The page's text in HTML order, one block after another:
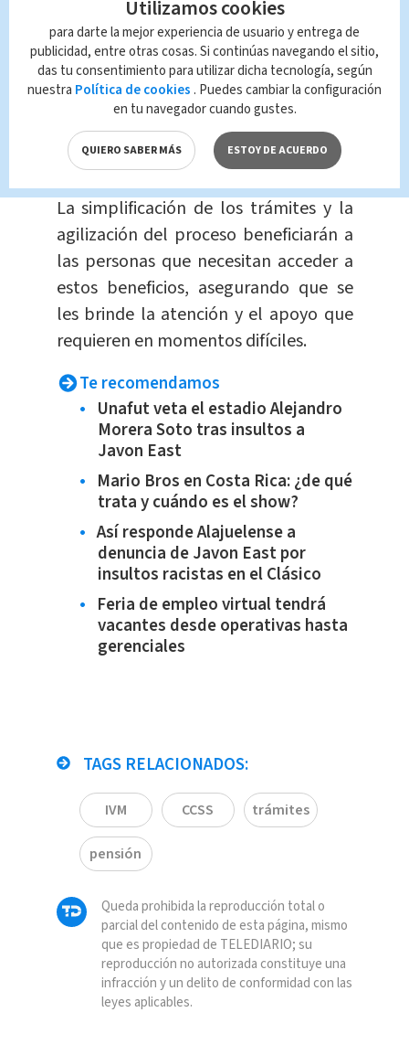
criteriosestablecidos.
Hasta junio de 2023, el Seguro de
Pensiones de la CCSS contabilizaba
53,548 pensionados por riesgo de
invalidez.
La simplificación de los trámites y la
agilización del proceso beneficiarán a
las personas que necesitan acceder a
estos beneficios, asegurando que se
les brinde la atención y el apoyo que
requieren en momentos difíciles.
Te recomendamos
Unafut veta el estadio Alejandro
Morera Soto tras insultos a
Javon East
Mario Bros en Costa Rica: ¿de qué
trata y cuándo es el show?
Así responde Alajuelense a
denuncia de Javon East por
insultos racistas en el Clásico
Feria de empleo virtual tendrá
vacantes desde operativas hasta
gerenciales
TAGS RELACIONADOS:
IVM CCSS trámites
pensión
Queda prohibida la reproducción total o
parcial del contenido de esta página, mismo
que es propiedad de TELEDIARIO; su
reproducción no autorizada constituye una
infracción y un delito de conformidad con las
leyes aplicables.
Utilizamos cookies
para darte la mejor experiencia de usuario y entrega de
publicidad, entre otras cosas. Si continúas navegando el sitio,
das tu consentimiento para utilizar dicha tecnología, según
nuestra Política de cookies . Puedes cambiar la configuración
en tu navegador cuando gustes.
QUIERO SABER MÁS ESTOY DE ACUERDO